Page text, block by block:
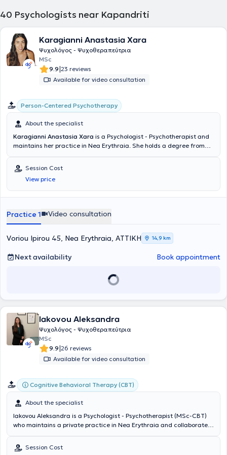
40 Psychologists near Kapandriti
Karagianni Anastasia Xara
Ψυχολόγος - Ψυχοθεραπεύτρια
MSc
9.9|23 reviews
Available for video consultation
Person-Centered Psychotherapy
About the specialist
Karagianni Anastasia Xara is a Psychologist - Psychotherapist and
maintains her practice in Nea Erythraia. She holds a degree from
the University of Crete. She has received specialized training in the
Person-Centered Approach to Psychotherapy from the College of
Human Sciences-ICPS and has completed advanced postgraduate
seminars. She has worked as a Psychologist in a Geriatric Care Unit
always focusing on providing the best possible service tailored to the
individual needs of each person she undertakes.
Session Cost
View price
Practice 1 Video consultation
Voriou Ipirou 45, Nea Erythraia, ΑΤΤΙΚΗ 14,9 km
Next availability Book appointment
Iakovou Aleksandra
Ψυχολόγος - Ψυχοθεραπεύτρια
MSc
9.9|26 reviews
Available for video consultation
Cognitive Behavioral Therapy (CBT)
About the specialist
Iakovou Aleksandra is a Psychologist - Psychotherapist (MSc-CBT)
who maintains a private practice in Nea Erythraia and collaborates
Psychology at the University of Greenwich in England (BSc) and has
been trained in Cognitive Behavioral Therapy (CBT). Additionally,
Session Cost